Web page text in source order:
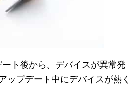
ト後から、デバイスが異常発
ップデート中にデバイスが熱く